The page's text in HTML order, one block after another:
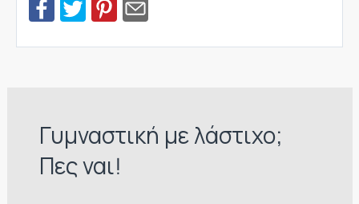
Γυμναστική με λάστιχο;
Πες ναι!